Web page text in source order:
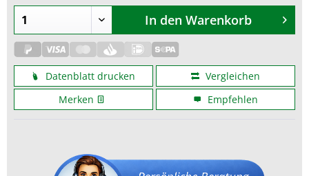
In den Warenkorb
Datenblatt drucken
Vergleichen
Merken
Empfehlen